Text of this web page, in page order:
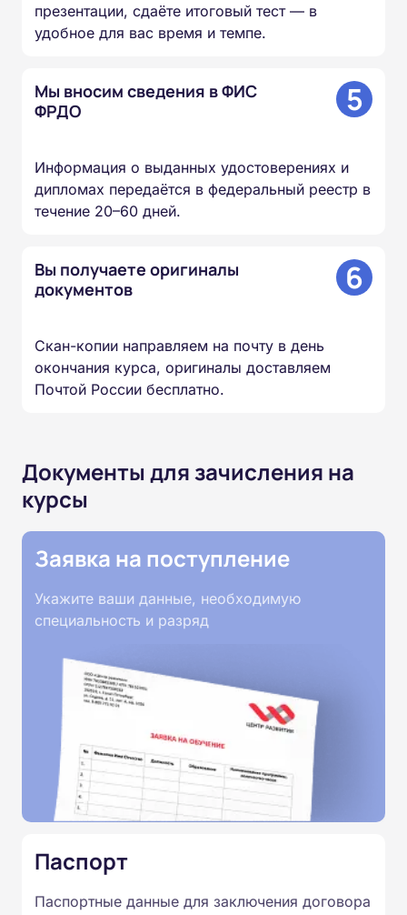
презентации, сдаёте итоговый тест — в
удобное для вас время и темпе.
Мы вносим сведения в ФИС
ФРДО
5
Информация о выданных удостоверениях и
дипломах передаётся в федеральный реестр в
течение 20–60 дней.
Вы получаете оригиналы
документов
6
Скан-копии направляем на почту в день
окончания курса, оригиналы доставляем
Почтой России бесплатно.
Документы для зачисления на
курсы
Заявка на поступление
Укажите ваши данные, необходимую
специальность и разряд
Паспорт
Паспортные данные для заключения договора